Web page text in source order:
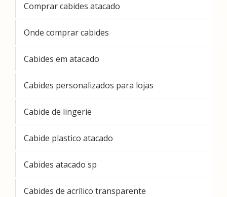
Comprar cabides atacado
Onde comprar cabides
Cabides em atacado
Cabides personalizados para lojas
Cabide de lingerie
Cabide plastico atacado
Cabides atacado sp
Cabides de acrílico transparente